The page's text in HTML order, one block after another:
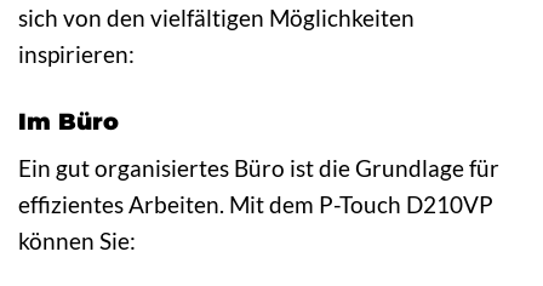
sich von den vielfältigen Möglichkeiten
inspirieren:
Im Büro
Ein gut organisiertes Büro ist die Grundlage für
effizientes Arbeiten. Mit dem P-Touch D210VP
können Sie: